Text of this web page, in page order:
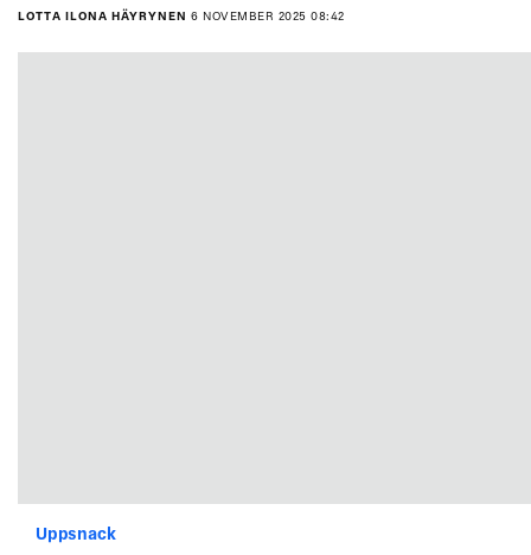
LOTTA ILONA HÄYRYNEN 6 NOVEMBER 2025 08:42
Uppsnack